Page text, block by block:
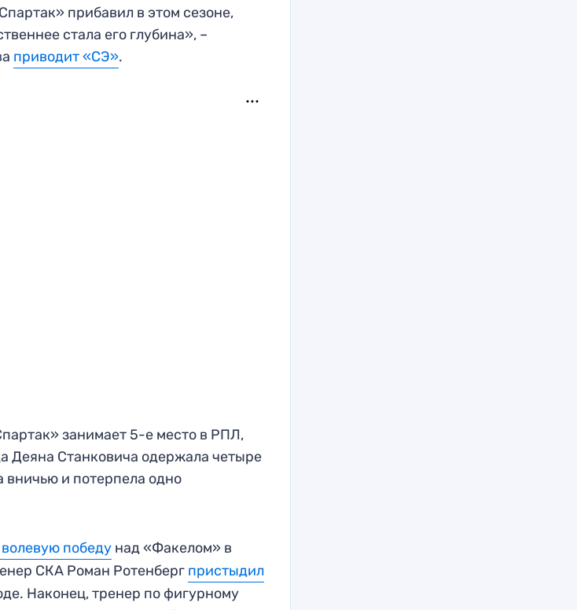
прибавил в этом сезоне,
стала его глубина», –
приводит «СЭ».
занимает 5-е место в РПЛ,
Деяна Станковича одержала четыре
и потерпела одно
победу над «Факелом» в
СКА Роман Ротенберг пристыдил
Наконец, тренер по фигурному